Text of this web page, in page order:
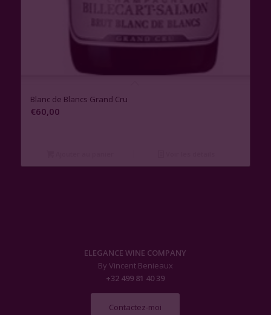
Blanc de Blancs Grand Cru
€60,00
ELEGANCE WINE COMPANY
By Vincent Benieaux
+32 499 81 40 39
Contactez-moi